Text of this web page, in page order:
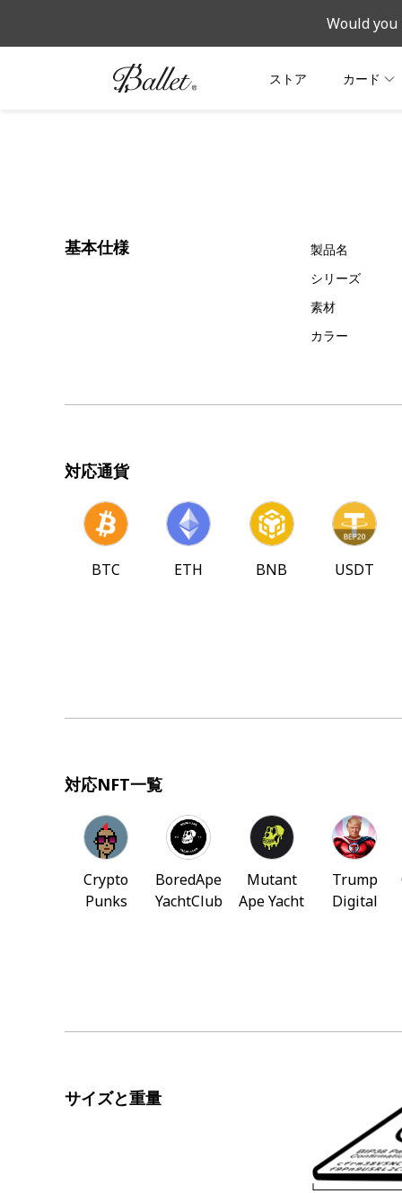
Would
ストア カード
基本仕様
製品名
シリーズ
素材
カラー
対応通貨
BTC ETH BNB USDT
対応NFT一覧
Crypto
Punks
BoredApe
YachtClub
Mutant
Ape Yacht
Trump
Digital
サイズと重量